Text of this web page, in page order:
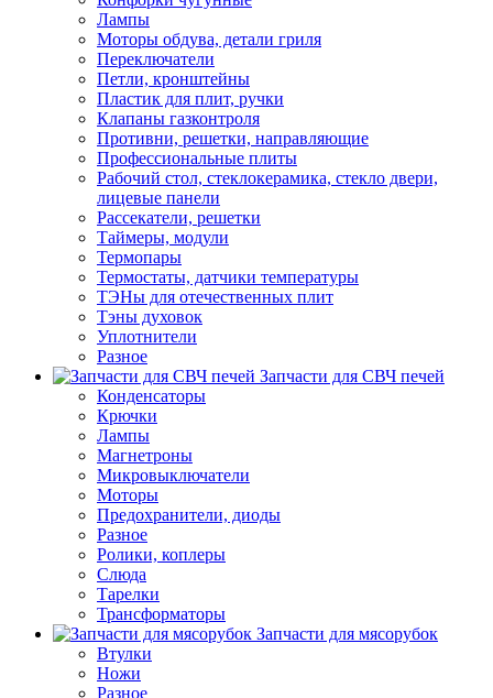
Лампы
Моторы обдува, детали гриля
Переключатели
Петли, кронштейны
Пластик для плит, ручки
Клапаны газконтроля
Противни, решетки, направляющие
Профессиональные плиты
Рабочий стол, стеклокерамика, стекло двери,
лицевые панели
Рассекатели, решетки
Таймеры, модули
Термопары
Термостаты, датчики температуры
ТЭНы для отечественных плит
Тэны духовок
Уплотнители
Разное
Запчасти для СВЧ печей
Конденсаторы
Крючки
Лампы
Магнетроны
Микровыключатели
Моторы
Предохранители, диоды
Разное
Ролики, коплеры
Слюда
Тарелки
Трансформаторы
Запчасти для мясорубок
Втулки
Ножи
Разное